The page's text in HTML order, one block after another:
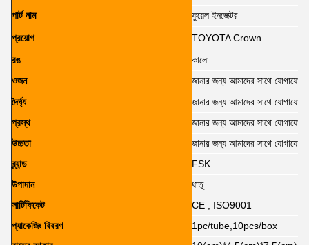
পার্ট নাম ফুয়েল ইনজেক্টর
প্রয়োগ
TOYOTA Crown
রঙ
কালো
ওজন
জানার জন্য আমাদের সাথে
দৈর্ঘ্য
জানার জন্য আমাদের সাথে
প্রস্থ
জানার জন্য আমাদের সাথে
উচ্চতা
জানার জন্য আমাদের সাথে
ব্র্যান্ড
FSK
উপাদান
ধাতু
সার্টিফিকেট
CE , ISO9001
প্যাকেজিং বিবরণ
1pc/tube,10pcs/box